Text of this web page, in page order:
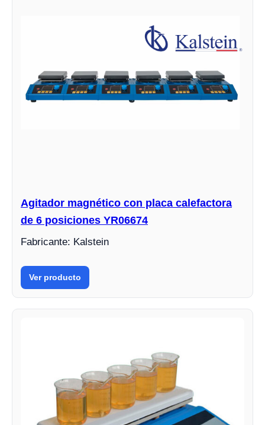
Agitador magnético con placa calefactora
de 6 posiciones YR06674
Fabricante: Kalstein
Ver producto